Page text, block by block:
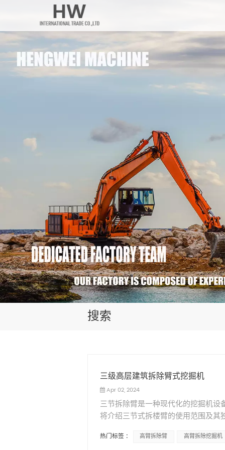
搜索
三级高层建筑拆除臂式挖掘机
Apr 02, 2024
三节拆除臂是一种现代化的挖掘机
将介绍三节式拆楼臂的使用范围及
项创新技术，三节式拆除臂正逐渐成
热门标签 : 高臂拆除臂 高臂拆除挖掘机